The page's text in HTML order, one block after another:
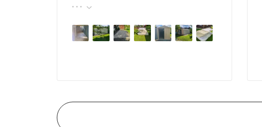
ребята-сборщики, быстро, за пару
очень понравился, поэтому всем
советуем эту фирму.